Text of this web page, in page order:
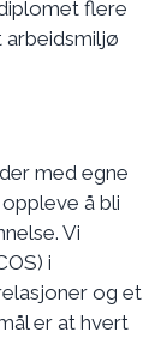
flere
arbeidsmiljø
med egne
å bli
Vi
i
og et
er at hvert